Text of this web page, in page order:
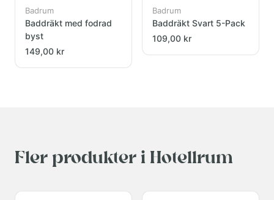
Badrum
Baddräkt med fodrad
byst
149,00 kr
Badrum
Baddräkt Svart 5-Pack
109,00 kr
Fler produkter i Hotellrum